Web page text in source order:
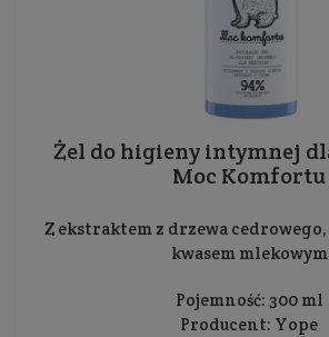
Żel do higieny intymnej
Moc Komfortu
Z ekstraktem z drzewa
kwasem mlekowym
Pojemność: 300 ml
Producent: Yope